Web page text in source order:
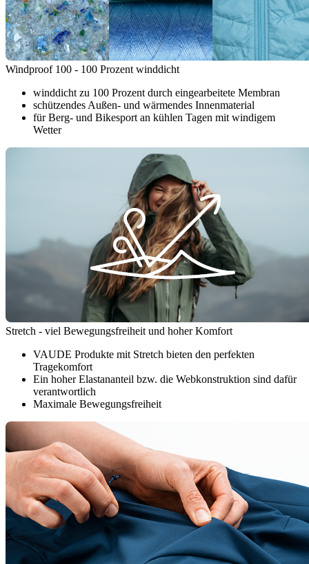
Windproof 100 - 100 Prozent winddicht
winddicht zu 100 Prozent durch eingearbeitete Membran
schützendes Außen- und wärmendes Innenmaterial
für Berg- und Bikesport an kühlen Tagen mit windigem
Wetter
Stretch - viel Bewegungsfreiheit und hoher Komfort
VAUDE Produkte mit Stretch bieten den perfekten
Tragekomfort
Ein hoher Elastananteil bzw. die Webkonstruktion sind dafür
verantwortlich
Maximale Bewegungsfreiheit